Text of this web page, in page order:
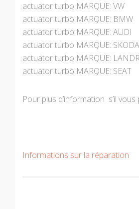
actuator turbo MARQUE: VW
actuator turbo MARQUE: BMW
actuator turbo MARQUE: AUDI
actuator turbo MARQUE: SKODA
actuator turbo MARQUE:
actuator turbo MARQUE: SEAT
Pour plus d’information s’il
Informations sur la réparation